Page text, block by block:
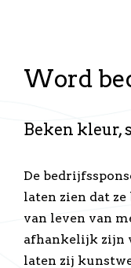
Word
Beken kleur,
De
laten zien dat
van leven van
afhankelijk zijn
laten zij